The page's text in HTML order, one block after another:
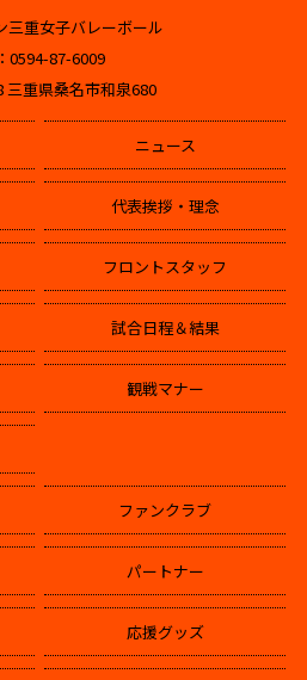
三重女子バレーボール
0594-87-6009
三重県桑名市和泉680
ニュース
代表挨拶・理念
フロントスタッフ
試合日程＆結果
観戦マナー
ファンクラブ
パートナー
応援グッズ